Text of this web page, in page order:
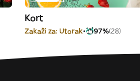
Kort
Zakaži za: Utorak 97%(28)